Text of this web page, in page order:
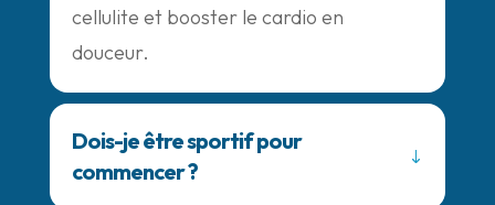
cellulite et booster le cardio en
douceur.
Dois-je être sportif pour
commencer ?